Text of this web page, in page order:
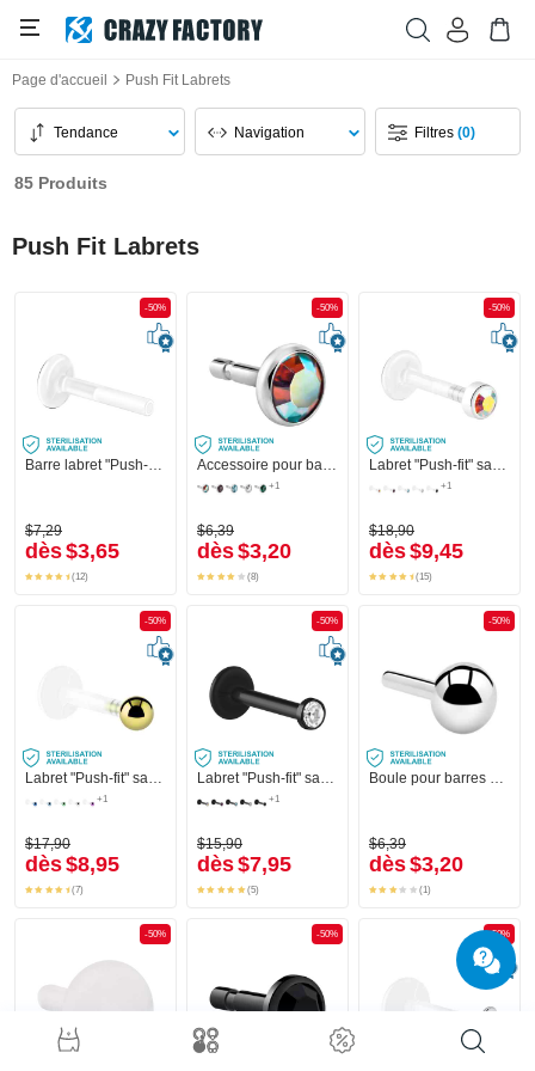
Page d'accueil Push Fit Labrets
Tendance Navigation Filtres(0)
85 Produits
Push Fit Labrets
-50%
Barre labret "Push-fit" sans filetage (bioflex, différentes couleurs)
$7,29
dès$3,65
(12)
-50%
Accessoire pour barre push-fit (acier chirurgical argent, finition brillante) avec pierres en cristal
+1
$6,39
dès$3,20
(8)
-50%
Labret "Push-fit" sans filetage (bioflex, couleurs différentes) avec accessoire et pierre en crystal
+1
$18,90
dès$9,45
(15)
-50%
+1
$17,90
dès$8,95
(7)
-50%
+1
$15,90
dès$7,95
(5)
-50%
$6,39
dès$3,20
(1)
-50% -50% -50%